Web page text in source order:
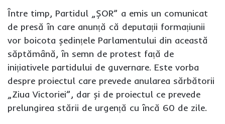
Între timp, Partidul „ȘOR” a emis un comunicat
de presă în care anunță că deputații formațiunii
vor boicota ședințele Parlamentului din această
săptămână, în semn de protest față de
inițiativele partidului de guvernare. Este vorba
despre proiectul care prevede anularea sărbătorii
„Ziua Victoriei”, dar și de proiectul ce prevede
prelungirea stării de urgență cu încă 60 de zile.